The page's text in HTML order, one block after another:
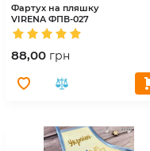
Фартух на пляшку
VIRENA ФПВ-027
88,00 грн